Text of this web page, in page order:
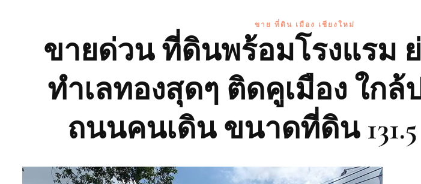
ขาย ที่ดิน เมือง เชียงใหม่
ขายด่วน ที่ดินพร้อมโรงแรม
ทำเลทองสุดๆ ติดคูเมือง ใก
ถนนคนเดิน ขนาดที่ดิน